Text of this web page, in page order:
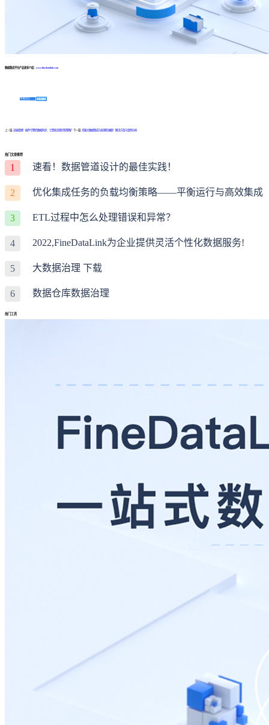
数据集成平台产品更多介绍： www.finedatalink.com
免费体验Demo 咨询方案
上一篇: 迅速看懂！插件引擎的数据同步、计算和流程控制策略？ 下一篇: 克服大数据集成与处理的难题！解决方案与案例分析
热门文章推荐
1 速看！数据管道设计的最佳实践！
2 优化集成任务的负载均衡策略——平衡运行与高效集成
3 ETL过程中怎么处理错误和异常？
4 2022,FineDataLink为企业提供灵活个性化数据服务!
5 大数据治理 下载
6 数据仓库数据治理
热门工具